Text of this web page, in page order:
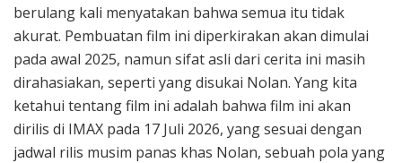
berulang kali menyatakan bahwa semua itu tidak
akurat. Pembuatan film ini diperkirakan akan dimulai
pada awal 2025, namun sifat asli dari cerita ini masih
dirahasiakan, seperti yang disukai Nolan. Yang kita
ketahui tentang film ini adalah bahwa film ini akan
dirilis di IMAX pada 17 Juli 2026, yang sesuai dengan
jadwal rilis musim panas khas Nolan, sebuah pola yang